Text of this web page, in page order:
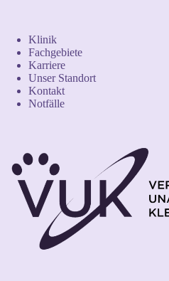
Klinik
Fachgebiete
Karriere
Unser Standort
Kontakt
Notfälle